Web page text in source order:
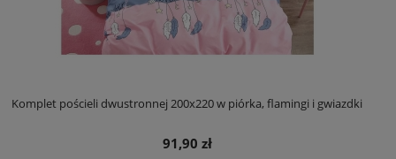
Komplet pościeli dwustronnej 200x220 w piórka, flamingi i gwiazdki
91,90 zł